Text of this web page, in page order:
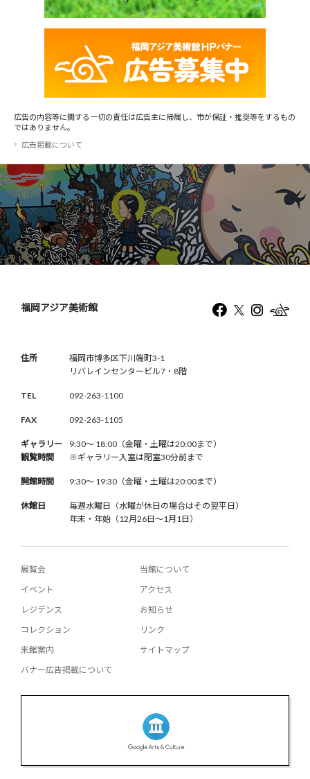
広告の内容等に関する一切の責任は広告主に帰属し、市が保証・推奨等をするもの
ではありません。
広告掲載について
福岡アジア美術館
住所
福岡市博多区下川端町3-1
リバレインセンタービル7・8階
TEL 092-263-1100
FAX 092-263-1105
ギャラリー
観覧時間
9:30〜 18:00（金曜・土曜は20:00まで）
※ギャラリー入室は閉室30分前まで
開館時間 9:30〜 19:30（金曜・土曜は20:00まで）
休館日
毎週水曜日（水曜が休日の場合はその翌平日）
年末・年始（12月26日〜1月1日）
展覧会
イベント
レジデンス
コレクション
来館案内
バナー広告掲載について
当館について
アクセス
お知らせ
リンク
サイトマップ